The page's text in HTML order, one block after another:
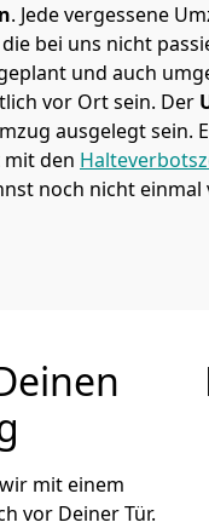
. Jede vergessene
bei uns nicht
und auch
vor Ort sein. Der
ausgelegt sein.
mit den
noch nicht
mit einem
vor Deiner Tür.